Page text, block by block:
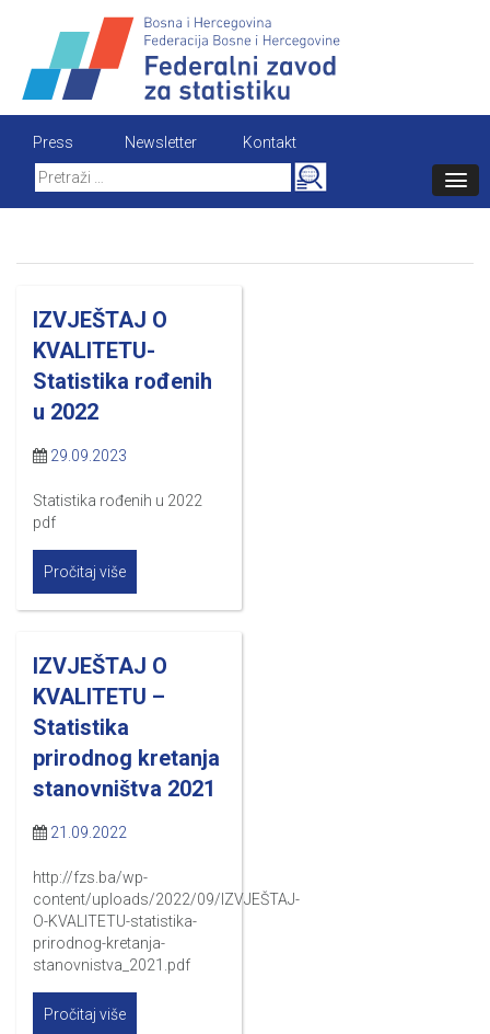
content
Press Newsletter
Kontakt
Search
for:
IZVJEŠTAJ O
KVALITETU-
Statistika rođenih
u 2022
29.09.2023
Statistika rođenih u 2022
pdf
Pročitaj više
IZVJEŠTAJ O
KVALITETU –
Statistika
prirodnog kretanja
stanovništva 2021
21.09.2022
http://fzs.ba/wp-
content/uploads/2022/09/IZVJEŠTAJ-
O-KVALITETU-statistika-
prirodnog-kretanja-
stanovnistva_2021.pdf
Pročitaj više